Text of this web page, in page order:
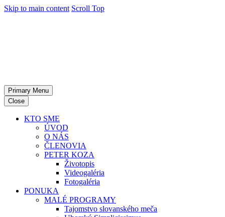
Skip to main content Scroll Top
Primary Menu
Close
KTO SME
ÚVOD
O NÁS
ČLENOVIA
PETER KOZA
Životopis
Videogaléria
Fotogaléria
PONUKA
MALÉ PROGRAMY
Tajomstvo slovanského meča